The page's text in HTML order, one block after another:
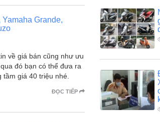
Grande,
về giá bán cũng như ưu
đó bạn có thể đưa ra
giá 40 triệu nhé.
ĐỌC TIẾP